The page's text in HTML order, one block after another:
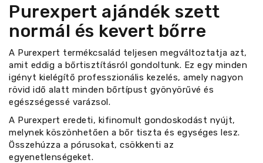
Purexpert ajándék szett
normál és kevert bőrre
A Purexpert termékcsalád teljesen megváltoztatja azt,
amit eddig a bőrtisztításról gondoltunk. Ez egy minden
igényt kielégítő professzionális kezelés, amely nagyon
rövid idő alatt minden bőrtípust gyönyörűvé és
egészségessé varázsol.
A Purexpert eredeti, kifinomult gondoskodást nyújt,
melynek köszönhetően a bőr tiszta és egységes lesz.
Összehúzza a pórusokat, csökkenti az
egyenetlenségeket.